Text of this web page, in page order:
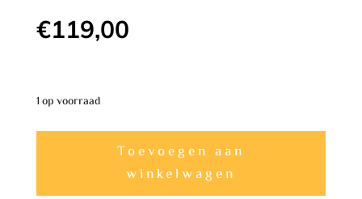
€119,00
1 op voorraad
Prachtige
Toevoegen aan
winkelwagen